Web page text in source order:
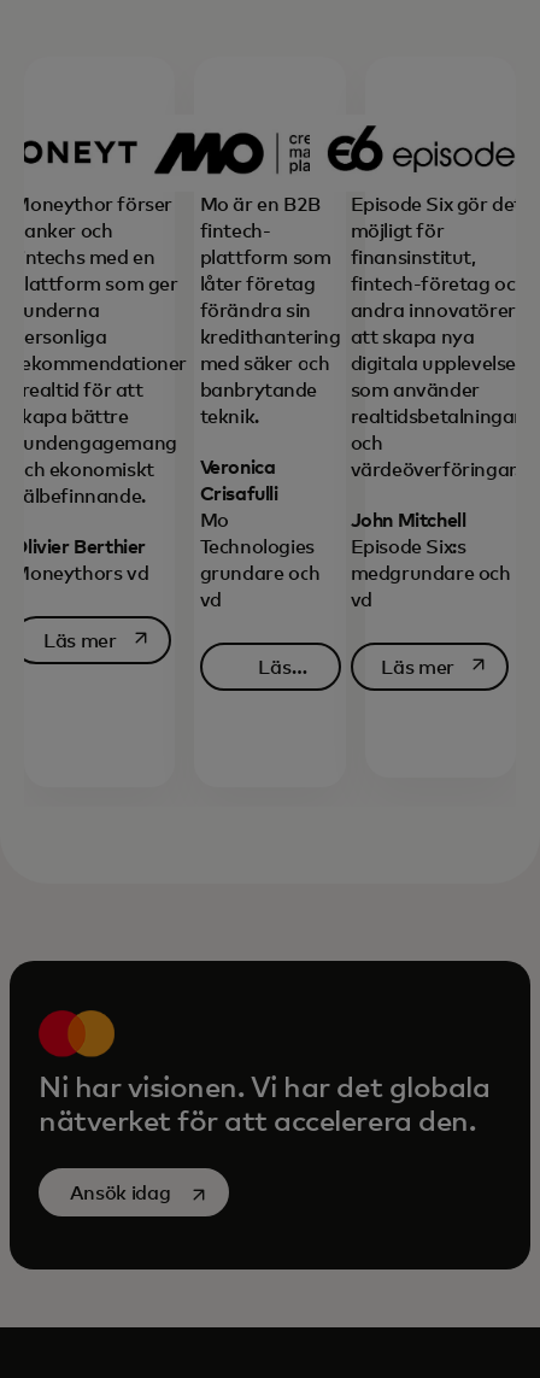
Moneythor förser
banker och
fintechs med en
plattform som ger
kunderna
personliga
rekommendationer
i realtid för att
skapa bättre
kundengagemang
och ekonomiskt
välbefinnande.
Olivier Berthier
Moneythors vd
Läs meropens in a new tab
Mo är en B2B
fintech-
plattform som
låter företag
förändra sin
kredithantering
med säker och
banbrytande
teknik.
Veronica
Crisafulli
Mo
Technologies
grundare och
vd
Läs
Episode Six gör det
möjligt för
finansinstitut,
fintech-företag och
andra innovatörer
att skapa nya
digitala upplevelser
som använder
realtidsbetalningar
och
värdeöverföringar.
John Mitchell
Episode Six:s
medgrundare och
vd
Läs meropens in
Ni har visionen. Vi har det globala
nätverket för att accelerera den.
Ansök idag opens in a new tab